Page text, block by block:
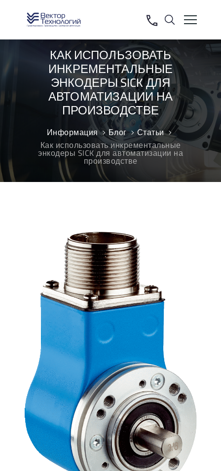
КАК ИСПОЛЬЗОВАТЬ
ИНКРЕМЕНТАЛЬНЫЕ
ЭНКОДЕРЫ SICK ДЛЯ
АВТОМАТИЗАЦИИ НА
ПРОИЗВОДСТВЕ
Информация Блог
Статьи
Как использовать инкрементальные
энкодеры SICK для автоматизации на
производстве